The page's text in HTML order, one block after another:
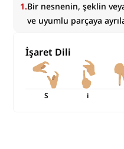
1.Bir nesnenin, şeklin
ve uyumlu parçaya
İşaret Dili
S i